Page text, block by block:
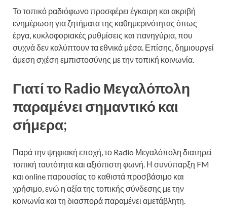
Το τοπικό ραδιόφωνο προσφέρει έγκαιρη και ακριβή
ενημέρωση για ζητήματα της καθημερινότητας όπως
έργα, κυκλοφοριακές ρυθμίσεις και πανηγύρια, που
συχνά δεν καλύπτουν τα εθνικά μέσα. Επίσης, δημιουργεί
άμεση σχέση εμπιστοσύνης με την τοπική κοινωνία.
Γιατί το Radio Μεγαλόπολη
παραμένει σημαντικό και
σήμερα;
Παρά την ψηφιακή εποχή, το Radio Μεγαλόπολη διατηρεί
τοπική ταυτότητα και αξιόπιστη φωνή. Η συνύπαρξη FM
και online παρουσίας το καθιστά προσβάσιμο και
χρήσιμο, ενώ η αξία της τοπικής σύνδεσης με την
κοινωνία και τη διασπορά παραμένει αμετάβλητη.